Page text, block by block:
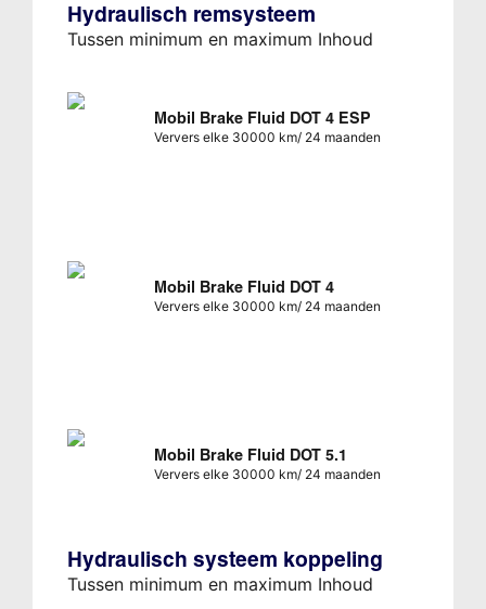
Hydraulisch remsysteem
Tussen minimum en maximum Inhoud
Mobil Brake Fluid DOT 4 ESP
Ververs elke 30000 km/ 24 maanden
Mobil Brake Fluid DOT 4
Ververs elke 30000 km/ 24 maanden
Mobil Brake Fluid DOT 5.1
Ververs elke 30000 km/ 24 maanden
Hydraulisch systeem koppeling
Tussen minimum en maximum Inhoud